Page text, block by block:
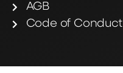
AGB
Code of Conduct